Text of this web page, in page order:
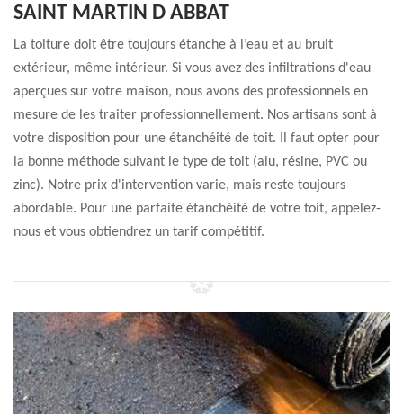
SAINT MARTIN D ABBAT
La toiture doit être toujours étanche à l’eau et au bruit
extérieur, même intérieur. Si vous avez des infiltrations d'eau
aperçues sur votre maison, nous avons des professionnels en
mesure de les traiter professionnellement. Nos artisans sont à
votre disposition pour une étanchéité de toit. Il faut opter pour
la bonne méthode suivant le type de toit (alu, résine, PVC ou
zinc). Notre prix d'intervention varie, mais reste toujours
abordable. Pour une parfaite étanchéité de votre toit, appelez-
nous et vous obtiendrez un tarif compétitif.